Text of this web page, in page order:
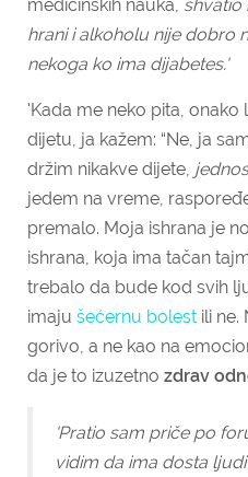
medicinskih nauka, shvatio
hrani i alkoholu nije dobro
nekoga ko ima dijabetes.'
'Kada me neko pita,
dijetu, ja kažem: “Ne, ja
držim nikakve dijete,
jedem na vreme,
premalo. Moja ishrana je
ishrana, koja ima tačan
trebalo da bude kod svih
imaju šećernu bolest ili ne.
gorivo, a ne kao na
da je to izuzetno zdrav
'Pratio sam priče po
vidim da ima dosta